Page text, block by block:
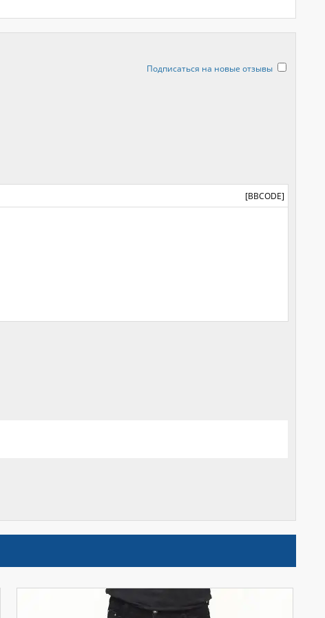
Подписаться на новые отзывы
[BBCODE]